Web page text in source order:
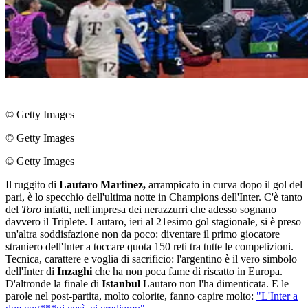
© Getty Images
© Getty Images
© Getty Images
Il ruggito di Lautaro Martinez, arrampicato in curva dopo il gol del
pari, è lo specchio dell'ultima notte in Champions dell'Inter. C'è tanto
del Toro infatti, nell'impresa dei nerazzurri che adesso sognano
davvero il Triplete. Lautaro, ieri al 21esimo gol stagionale, si è preso
un'altra soddisfazione non da poco: diventare il primo giocatore
straniero dell'Inter a toccare quota 150 reti tra tutte le competizioni.
Tecnica, carattere e voglia di sacrificio: l'argentino è il vero simbolo
dell'Inter di Inzaghi che ha non poca fame di riscatto in Europa.
D'altronde la finale di Istanbul Lautaro non l'ha dimenticata. E le
parole nel post-partita, molto colorite, fanno capire molto: "L'Inter a